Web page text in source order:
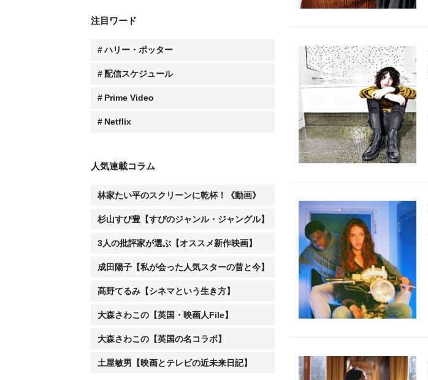
注目ワード
ハリー・ポッター
配信スケジュール
Prime Video
Netflix
人気連載コラム
林家たい平のスクリーンに乾杯！《動画》
杉山すぴ豊【すぴのジャンル・ジャングル】
3人の批評家が選ぶ【オススメ新作映画】
成田陽子【私が会った人気スターの昔と今】
髙野てるみ【シネマという生き方】
大森さわこの【英国・映画人File】
大森さわこの【英国の名コラボ】
土屋敏男【映画とテレビの近未来日記】